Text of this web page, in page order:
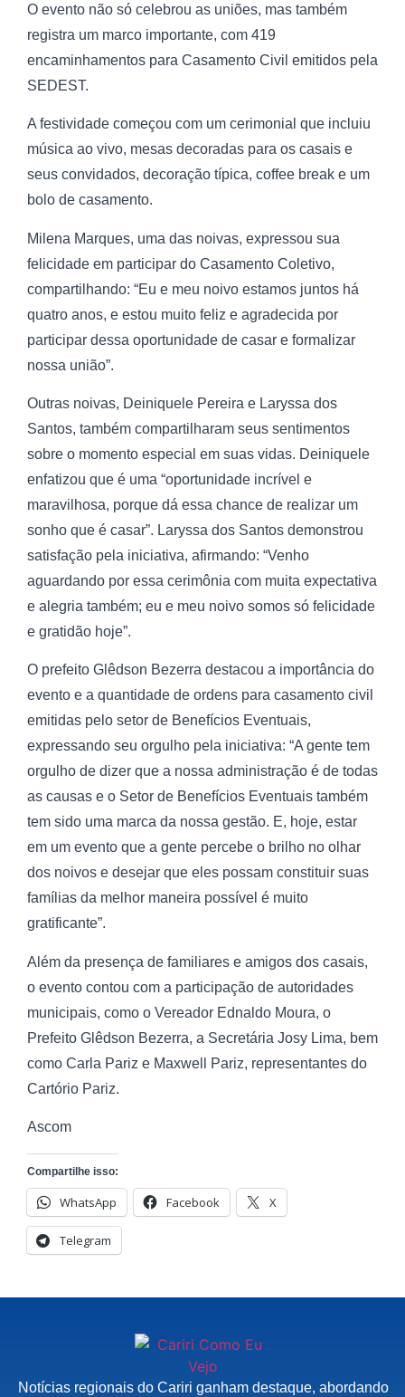
O evento não só celebrou as uniões, mas também
registra um marco importante, com 419
encaminhamentos para Casamento Civil emitidos pela
SEDEST.
A festividade começou com um cerimonial que incluiu
música ao vivo, mesas decoradas para os casais e
seus convidados, decoração típica, coffee break e um
bolo de casamento.
Milena Marques, uma das noivas, expressou sua
felicidade em participar do Casamento Coletivo,
compartilhando: “Eu e meu noivo estamos juntos há
quatro anos, e estou muito feliz e agradecida por
participar dessa oportunidade de casar e formalizar
nossa união”.
Outras noivas, Deiniquele Pereira e Laryssa dos
Santos, também compartilharam seus sentimentos
sobre o momento especial em suas vidas. Deiniquele
enfatizou que é uma “oportunidade incrível e
maravilhosa, porque dá essa chance de realizar um
sonho que é casar”. Laryssa dos Santos demonstrou
satisfação pela iniciativa, afirmando: “Venho
aguardando por essa cerimônia com muita expectativa
e alegria também; eu e meu noivo somos só felicidade
e gratidão hoje”.
O prefeito Glêdson Bezerra destacou a importância do
evento e a quantidade de ordens para casamento civil
emitidas pelo setor de Benefícios Eventuais,
expressando seu orgulho pela iniciativa: “A gente tem
orgulho de dizer que a nossa administração é de todas
as causas e o Setor de Benefícios Eventuais também
tem sido uma marca da nossa gestão. E, hoje, estar
em um evento que a gente percebe o brilho no olhar
dos noivos e desejar que eles possam constituir suas
famílias da melhor maneira possível é muito
gratificante”.
Além da presença de familiares e amigos dos casais,
o evento contou com a participação de autoridades
municipais, como o Vereador Ednaldo Moura, o
Prefeito Glêdson Bezerra, a Secretária Josy Lima, bem
como Carla Pariz e Maxwell Pariz, representantes do
Cartório Pariz.
Ascom
Compartilhe isso:
WhatsApp Facebook X
Telegram
Notícias regionais do Cariri ganham destaque, abordando